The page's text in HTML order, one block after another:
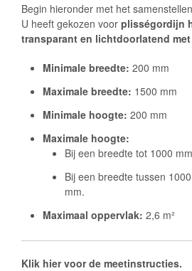
Begin hieronder met het
U heeft gekozen voor plisségordijn
transparant en lichtdoorlatend
Minimale breedte: 200 mm
Maximale breedte: 1500 mm
Minimale hoogte: 200 mm
Maximale hoogte:
Bij een breedte tot 1000
Bij een breedte tussen
mm.
Maximaal oppervlak: 2,6 m²
Klik hier voor de meetinstructies.